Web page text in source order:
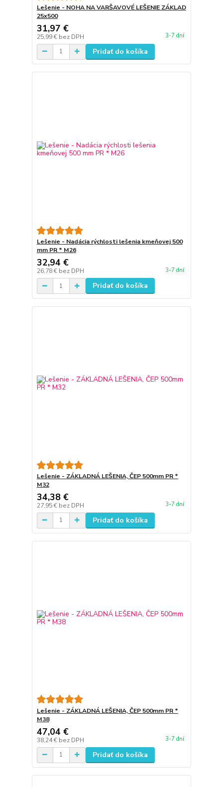
Lešenie - NOHA NA VARŠAVOVÉ LEŠENIE ZÁKLAD
25x500
31,97 €
25,99 € bez DPH 3-7 dní
Pridať do košíka
Lešenie - Nadácia rýchlosti lešenia kmeňovej 500
mm PR * M26
32,94 €
26,78 € bez DPH 3-7 dní
Pridať do košíka
Lešenie - ZÁKLADNÁ LEŠENIA, ČEP 500mm PR *
M32
34,38 €
27,95 € bez DPH 3-7 dní
Pridať do košíka
Lešenie - ZÁKLADNÁ LEŠENIA, ČEP 500mm PR *
M38
47,04 €
38,24 € bez DPH 3-7 dní
Pridať do košíka